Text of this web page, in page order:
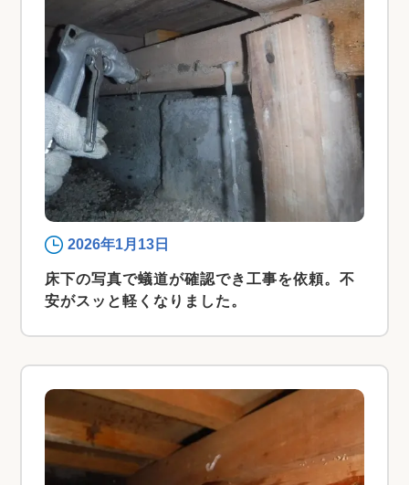
2026年1月13日
床下の写真で蟻道が確認でき工事を依頼。不
安がスッと軽くなりました。